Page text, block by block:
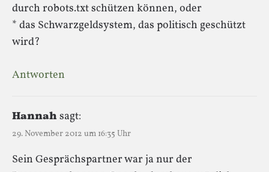
durch robots.txt schützen können, oder
* das Schwarzgeldsystem, das politisch geschützt
wird?
Antworten
Hannah sagt:
29. November 2012 um 16:35 Uhr
Sein Gesprächspartner war ja nur der